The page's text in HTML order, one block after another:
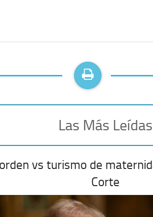
Las Más Leídas
vs turismo de
Corte